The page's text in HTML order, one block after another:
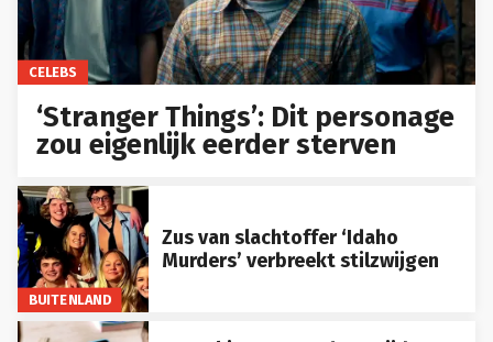
CELEBS
‘Stranger Things’: Dit personage
zou eigenlijk eerder sterven
BUITENLAND
Zus van slachtoffer ‘Idaho
Murders’ verbreekt stilzwijgen